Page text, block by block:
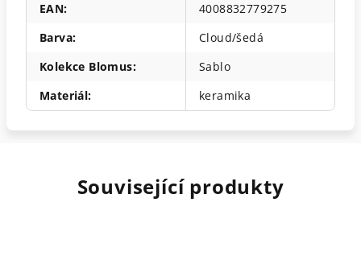
EAN:
4008832779275
Barva:
Cloud/šedá
Kolekce Blomus:
Sablo
Materiál: keramika
Související produkty